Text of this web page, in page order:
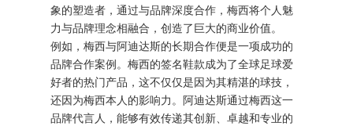
象的塑造者，通过与品牌深度合作，梅西将个人魅
力与品牌理念相融合，创造了巨大的商业价值。
例如，梅西与阿迪达斯的长期合作便是一项成功的
品牌合作案例。梅西的签名鞋款成为了全球足球爱
好者的热门产品，这不仅仅是因为其精湛的球技，
还因为梅西本人的影响力。阿迪达斯通过梅西这一
品牌代言人，能够有效传递其创新、卓越和专业的